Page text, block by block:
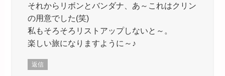
それからリボンとバンダナ、あ～これはクリン
の用意でした(笑)
私もそろそろリストアップしないと～。
楽しい旅になりますように～♪
返信